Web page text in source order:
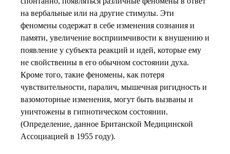
на вербальные или на другие стимулы. Эти
феномены содержат в себе изменения сознания и
памяти, увеличение восприимчивости к внушению и
появление у субъекта реакций и идей, которые ему
не свойственны в его обычном состоянии духа.
Кроме того, такие феномены, как потеря
чувствительности, паралич, мышечная ригидность и
вазомоторные изменения, могут быть вызваны и
уничтожены в гипнотическом состоянии.
(Определение, данное Британской Медицинской
Ассоциацией в 1955 году).